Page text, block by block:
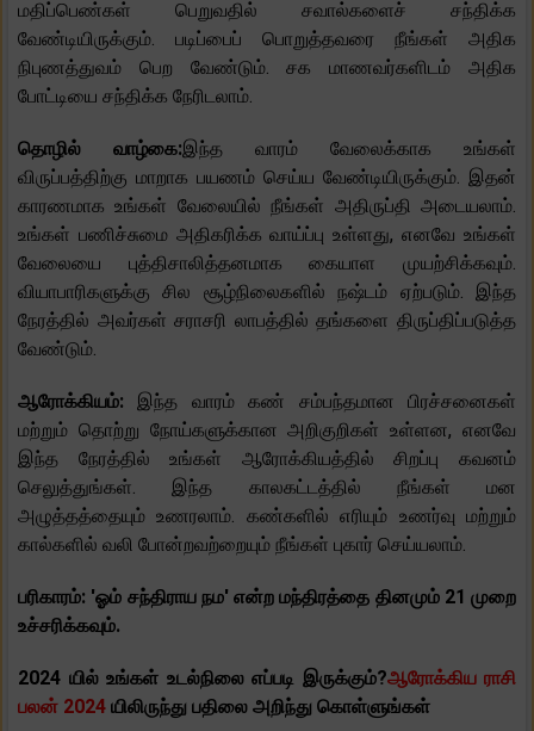
மதிப்பெண்கள் பெறுவதில் சவால்களைச் சந்திக்க
வேண்டியிருக்கும். படிப்பைப் பொறுத்தவரை நீங்கள் அதிக
நிபுணத்துவம் பெற வேண்டும். சக மாணவர்களிடம் அதிக
போட்டியை சந்திக்க நேரிடலாம்.
தொழில் வாழ்கை:இந்த வாரம் வேலைக்காக உங்கள்
விருப்பத்திற்கு மாறாக பயணம் செய்ய வேண்டியிருக்கும். இதன்
காரணமாக உங்கள் வேலையில் நீங்கள் அதிருப்தி அடையலாம்.
உங்கள் பணிச்சுமை அதிகரிக்க வாய்ப்பு உள்ளது, எனவே உங்கள்
வேலையை புத்திசாலித்தனமாக கையாள முயற்சிக்கவும்.
வியாபாரிகளுக்கு சில சூழ்நிலைகளில் நஷ்டம் ஏற்படும். இந்த
நேரத்தில் அவர்கள் சராசரி லாபத்தில் தங்களை திருப்திப்படுத்த
வேண்டும்.
ஆரோக்கியம்: இந்த வாரம் கண் சம்பந்தமான பிரச்சனைகள்
மற்றும் தொற்று நோய்களுக்கான அறிகுறிகள் உள்ளன, எனவே
இந்த நேரத்தில் உங்கள் ஆரோக்கியத்தில் சிறப்பு கவனம்
செலுத்துங்கள். இந்த காலகட்டத்தில் நீங்கள் மன
அழுத்தத்தையும் உணரலாம். கண்களில் எரியும் உணர்வு மற்றும்
கால்களில் வலி போன்றவற்றையும் நீங்கள் புகார் செய்யலாம்.
பரிகாரம்: 'ஓம் சந்திராய நம' என்ற மந்திரத்தை தினமும் 21 முறை
உச்சரிக்கவும்.
2024 யில் உங்கள் உடல்நிலை எப்படி இருக்கும்?ஆரோக்கிய ராசி
பலன் 2024 யிலிருந்து பதிலை அறிந்து கொள்ளுங்கள்